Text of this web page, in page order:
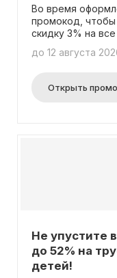
Во время
промокод, чтобы
скидку 3% на
ассортимент
возможностью
Nuovita с
до 12 августа
Открыть
Не упустите
до 52% на
детей!